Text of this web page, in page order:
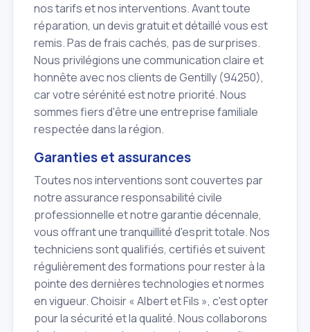
nos tarifs et nos interventions. Avant toute
réparation, un devis gratuit et détaillé vous est
remis. Pas de frais cachés, pas de surprises.
Nous privilégions une communication claire et
honnête avec nos clients de Gentilly (94250),
car votre sérénité est notre priorité. Nous
sommes fiers d'être une entreprise familiale
respectée dans la région.
Garanties et assurances
Toutes nos interventions sont couvertes par
notre assurance responsabilité civile
professionnelle et notre garantie décennale,
vous offrant une tranquillité d'esprit totale. Nos
techniciens sont qualifiés, certifiés et suivent
régulièrement des formations pour rester à la
pointe des dernières technologies et normes
en vigueur. Choisir « Albert et Fils », c'est opter
pour la sécurité et la qualité. Nous collaborons